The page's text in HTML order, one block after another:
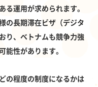
る運用が求められます。
の長期滞在ビザ（デジタ
り、ベトナムも競争力強
能性があります。
の程度の制度になるかは